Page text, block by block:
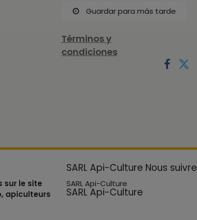
Guardar para más tarde
Términos y
condiciones
sur le site
apiculteurs
SARL Api-Culture Nous suivre
SARL Api-Culture
SARL Api-Culture